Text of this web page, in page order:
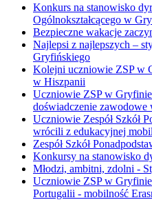
Konkurs na stanowisko
Ogólnokształcącego w
Bezpieczne wakacje
Najlepsi z najlepszych –
Gryfińskiego
Kolejni uczniowie ZSP w
w Hiszpanii
Uczniowie ZSP w
doświadczenie zawodowe
Uczniowie Zespół Szkół
wrócili z edukacyjnej
Zespół Szkół
Konkursy na stanowisko
Młodzi, ambitni, zdolni -
Uczniowie ZSP w
Portugalii - mobilność